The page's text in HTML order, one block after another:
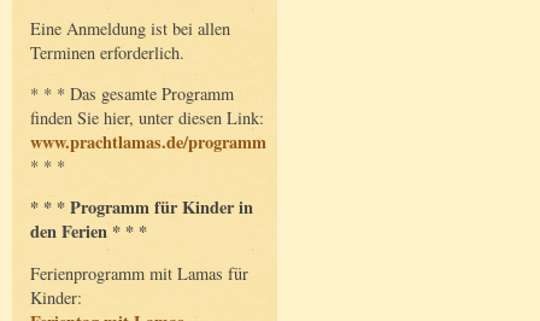
Eine Anmeldung ist bei allen
Terminen erforderlich.
* * * Das gesamte Programm
finden Sie hier, unter diesen Link:
www.prachtlamas.de/programm
* * *
* * * Programm für Kinder in
den Ferien * * *
Ferienprogramm mit Lamas für
Kinder: